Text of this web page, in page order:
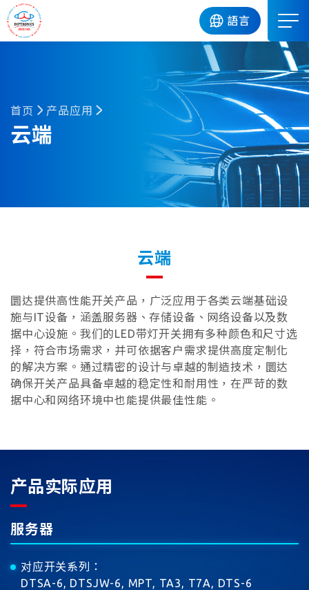
語言
首页 产品应用
云端
云端
圜达提供高性能开关产品，广泛应用于各类云端基础设
施与IT设备，涵盖服务器、存储设备、网络设备以及数
据中心设施。我们的LED带灯开关拥有多种颜色和尺寸选
择，符合市场需求，并可依据客户需求提供高度定制化
的解决方案。通过精密的设计与卓越的制造技术，圜达
确保开关产品具备卓越的稳定性和耐用性，在严苛的数
据中心和网络环境中也能提供最佳性能。
产品实际应用
服务器
对应开关系列
：
DTSA-6, DTSJW-6, MPT, TA3, T7A, DTS-6